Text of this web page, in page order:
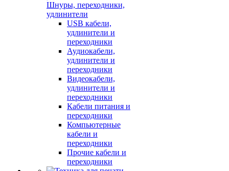
Шнуры, переходники,
удлинители
USB кабели,
удлинители и
переходники
Аудиокабели,
удлинители и
переходники
Видеокабели,
удлинители и
переходники
Кабели питания и
переходники
Компьютерные
кабели и
переходники
Прочие кабели и
переходники